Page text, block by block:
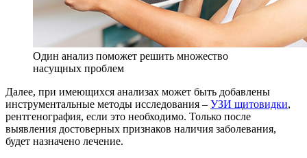
Один анализ поможет решить множество
насущных проблем
Далее, при имеющихся анализах может быть добавлены
инструментальные методы исследования – УЗИ щитовидки,
рентгенография, если это необходимо. Только после
выявления достоверных признаков наличия заболевания,
будет назначено лечение.